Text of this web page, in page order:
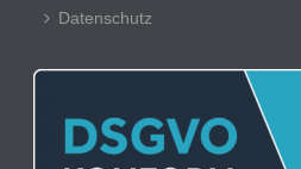
Datenschutz